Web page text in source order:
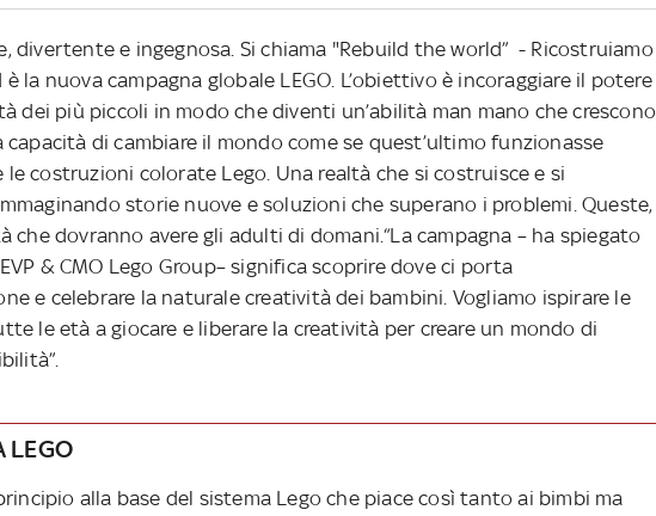
divertente e ingegnosa. Si chiama "Rebuild the world” - Ricostruiamo
la nuova campagna globale LEGO. L’obiettivo è incoraggiare il potere
dei più piccoli in modo che diventi un’abilità man mano che crescono
capacità di cambiare il mondo come se quest’ultimo funzionasse
le costruzioni colorate Lego. Una realtà che si costruisce e si
storie nuove e soluzioni che superano i problemi. Queste,
che dovranno avere gli adulti di domani.“La campagna – ha spiegato
& CMO Lego Group– significa scoprire dove ci porta
e celebrare la naturale creatività dei bambini. Vogliamo ispirare le
le età a giocare e liberare la creatività per creare un mondo di
LEGO
alla base del sistema Lego che piace così tanto ai bimbi ma